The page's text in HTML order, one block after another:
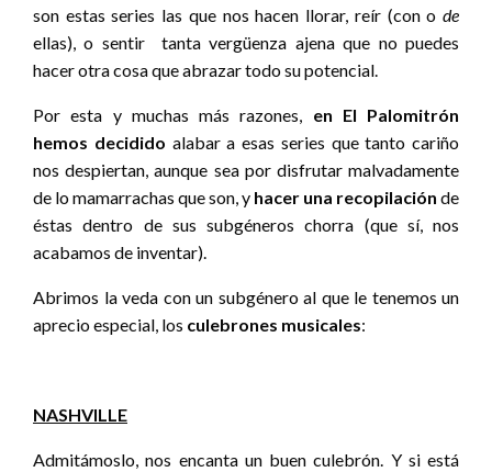
son estas series las que nos hacen llorar, reír (con o de
ellas), o sentir tanta vergüenza ajena que no puedes
hacer otra cosa que abrazar todo su potencial.
Por esta y muchas más razones, en El Palomitrón
hemos decidido alabar a esas series que tanto cariño
nos despiertan, aunque sea por disfrutar malvadamente
de lo mamarrachas que son, y hacer una recopilación de
éstas dentro de sus subgéneros chorra (que sí, nos
acabamos de inventar).
Abrimos la veda con un subgénero al que le tenemos un
aprecio especial, los culebrones musicales:
NASHVILLE
Admitámoslo, nos encanta un buen culebrón. Y si está